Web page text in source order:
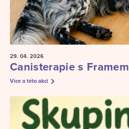
29. 04. 2026
Canisterapie s Framem
Více o této akci